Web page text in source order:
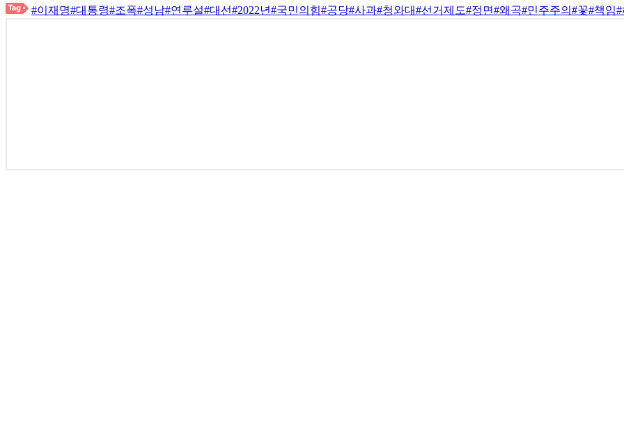
#이재명#대통령#조폭#성남#연루설#대선#2022년#국민의힘#공당#사과#청와대#선거제도#정면#왜곡#민주주의 #꽃#책임